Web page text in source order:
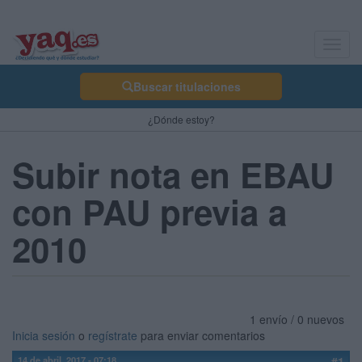
Buscar titulaciones
¿Dónde estoy?
Subir nota en EBAU
con PAU previa a
2010
1 envío / 0 nuevos
Inicia sesión o regístrate para enviar comentarios